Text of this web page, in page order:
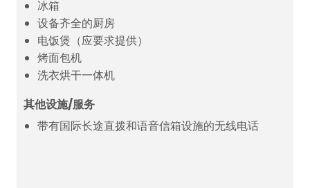
冰箱
设备齐全的厨房
电饭煲（应要求提供）
烤面包机
洗衣烘干一体机
其他设施/服务
带有国际长途直拨和语音信箱设施的无线电话